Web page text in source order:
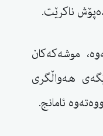
ناکرێت.
موشەكەكان
هەواڵگری
ئامانج.